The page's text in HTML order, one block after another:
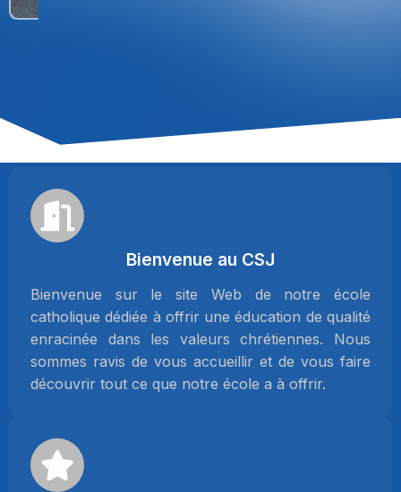
Bienvenue au CSJ
Bienvenue sur le site Web de notre école
catholique dédiée à offrir une éducation de qualité
enracinée dans les valeurs chrétiennes. Nous
sommes ravis de vous accueillir et de vous faire
découvrir tout ce que notre école a à offrir.